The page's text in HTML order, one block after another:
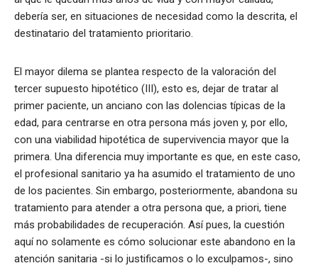
debería ser, en situaciones de necesidad como la descrita, el
destinatario del tratamiento prioritario.
El mayor dilema se plantea respecto de la valoración del
tercer supuesto hipotético (III), esto es, dejar de tratar al
primer paciente, un anciano con las dolencias típicas de la
edad, para centrarse en otra persona más joven y, por ello,
con una viabilidad hipotética de supervivencia mayor que la
primera. Una diferencia muy importante es que, en este caso,
el profesional sanitario ya ha asumido el tratamiento de uno
de los pacientes. Sin embargo, posteriormente, abandona su
tratamiento para atender a otra persona que, a priori, tiene
más probabilidades de recuperación. Así pues, la cuestión
aquí no solamente es cómo solucionar este abandono en la
atención sanitaria -si lo justificamos o lo exculpamos-, sino